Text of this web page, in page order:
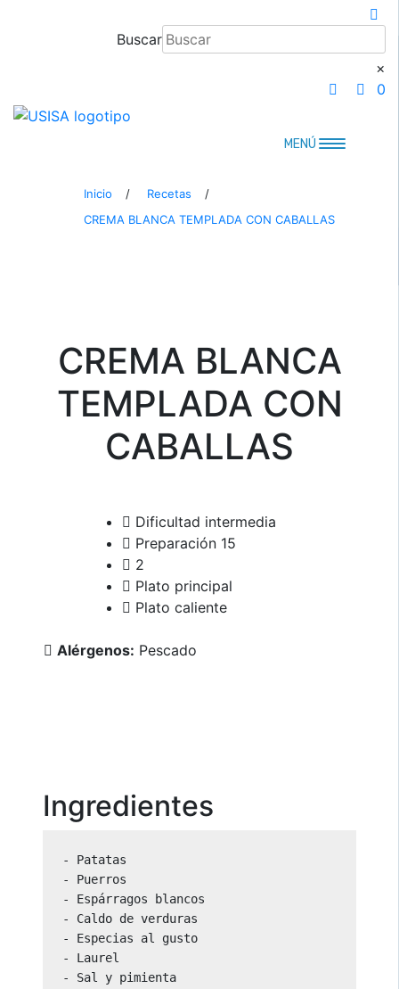
Buscar
×
0
MENÚ
Inicio / Recetas
/
CREMA BLANCA TEMPLADA CON CABALLAS
CREMA BLANCA
TEMPLADA CON
CABALLAS
Dificultad intermedia
Preparación 15
2
Plato principal
Plato caliente
Alérgenos: Pescado
Ingredientes
- Patatas
- Puerros
- Espárragos blancos
- Caldo de verduras
- Especias al gusto
- Laurel
- Sal y pimienta